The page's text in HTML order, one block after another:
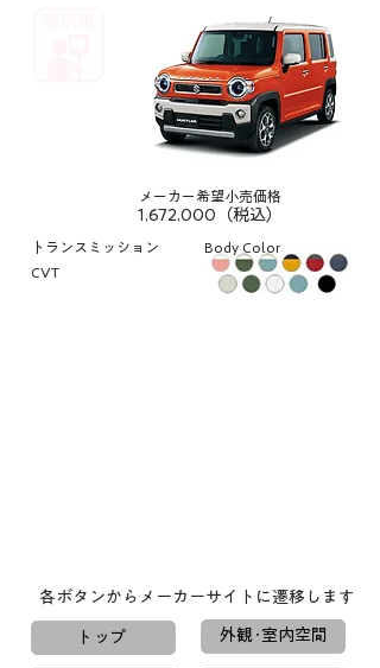
メーカー希望小売価格
1,672,000（税込）
トランスミッション
CVT
Body Color
各ボタンからメーカーサイトに遷移します
トップ 外観･室内空間